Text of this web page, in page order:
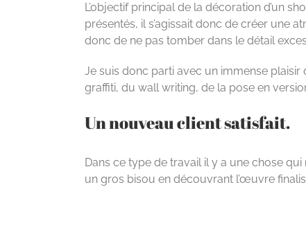
L’objectif principal de la décoration d’un
présentés, il s’agissait donc de créer une
donc de ne pas tomber dans le détail
Je suis donc parti avec un immense
graffiti, du wall writing, de la pose en
Un nouveau client satisfait.
Dans ce type de travail il y a une chose qui
un gros bisou en découvrant l’œuvre